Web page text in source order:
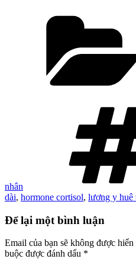
nhân
dài, hormone cortisol, lương y huê
Để lại một bình luận
Email của bạn sẽ không được
buộc được đánh dấu *